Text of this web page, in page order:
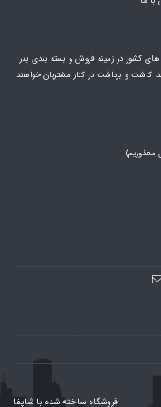
های کشور در زمینه فروش و بسته بندی بذر
کاشت و برداشت در کنار مشتریان خواهند
فروشگاه ساخته شده با شاپفا